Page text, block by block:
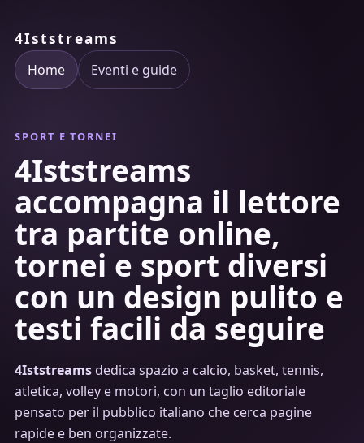
4Iststreams
Home Eventi e guide
SPORT E TORNEI
4Iststreams
accompagna il lettore
tra partite online,
tornei e sport diversi
con un design pulito e
testi facili da seguire
4Iststreamsdedica spazio a calcio, basket, tennis,
atletica, volley e motori, con un taglio editoriale
pensato per il pubblico italiano che cerca pagine
rapide e ben organizzate.